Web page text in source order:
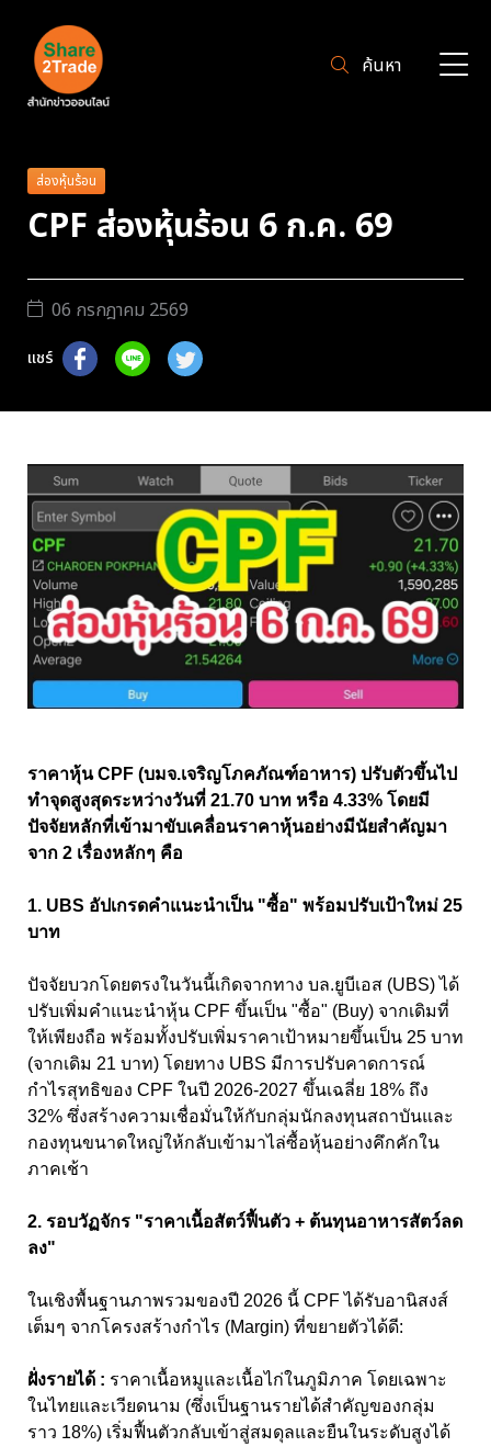
ค้นหา
ส่องหุ้นร้อน
CPF ส่องหุ้นร้อน 6 ก.ค. 69
06 กรกฎาคม 2569
แชร์
ราคาหุ้น CPF (บมจ.เจริญโภคภัณฑ์อาหาร) ปรับตัวขึ้นไป
ทำจุดสูงสุดระหว่างวันที่ 21.70 บาท หรือ 4.33% โดยมี
ปัจจัยหลักที่เข้ามาขับเคลื่อนราคาหุ้นอย่างมีนัยสำคัญมา
จาก 2 เรื่องหลักๆ คือ
1. UBS อัปเกรดคำแนะนำเป็น "ซื้อ" พร้อมปรับเป้าใหม่ 25
บาท
ปัจจัยบวกโดยตรงในวันนี้เกิดจากทาง บล.ยูบีเอส (UBS) ได้
ปรับเพิ่มคำแนะนำหุ้น CPF ขึ้นเป็น "ซื้อ" (Buy) จากเดิมที่
ให้เพียงถือ พร้อมทั้งปรับเพิ่มราคาเป้าหมายขึ้นเป็น 25 บาท
(จากเดิม 21 บาท) โดยทาง UBS มีการปรับคาดการณ์
กำไรสุทธิของ CPF ในปี 2026-2027 ขึ้นเฉลี่ย 18% ถึง
32% ซึ่งสร้างความเชื่อมั่นให้กับกลุ่มนักลงทุนสถาบันและ
กองทุนขนาดใหญ่ให้กลับเข้ามาไล่ซื้อหุ้นอย่างคึกคักใน
ภาคเช้า
2. รอบวัฏจักร "ราคาเนื้อสัตว์ฟื้นตัว + ต้นทุนอาหารสัตว์ลด
ลง"
ในเชิงพื้นฐานภาพรวมของปี 2026 นี้ CPF ได้รับอานิสงส์
เต็มๆ จากโครงสร้างกำไร (Margin) ที่ขยายตัวได้ดี:
ฝั่งรายได้ : ราคาเนื้อหมูและเนื้อไก่ในภูมิภาค โดยเฉพาะ
ในไทยและเวียดนาม (ซึ่งเป็นฐานรายได้สำคัญของกลุ่ม
ราว 18%) เริ่มฟื้นตัวกลับเข้าสู่สมดุลและยืนในระดับสูงได้